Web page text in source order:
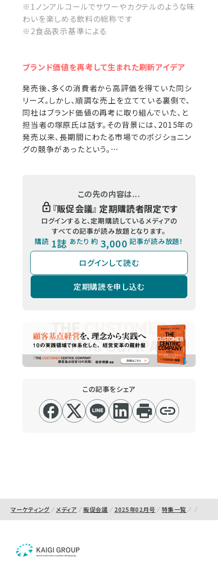
※1ノンアルコールでサワーやカクテルのような味
わいを楽しめる飲料の総称です
※2食品表示基準による
ブランド価値を再考して生まれた刷新アイデア
発売後、多くの消費者から高評価を得ていた同シ
リーズ。しかし、順調な売上を立てている裏側で、
同社はブランド価値の再考に取り組んでいた、と
担当者の塚原氏は話す。その背景には、2015年の
発売以来、長期間にわたる市場でのポジショニン
グの競争があったという。…
この先の内容は...
『販促会議』 定期購読者限定です
ログインすると、定期購読しているメディアの
すべての記事が読み放題となります。
購読 1誌 あたり 約 3,000 記事が読み放題！
ログインして読む
定期購読を申し込む
この記事をシェア
マーケティング メディア 販促会議 2025年02月号 特集一覧